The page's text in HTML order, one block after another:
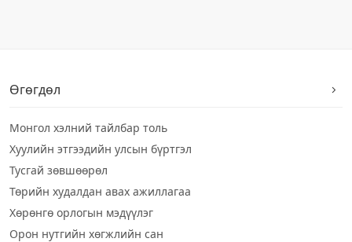
Өгөгдөл
Монгол хэлний тайлбар толь
Хуулийн этгээдийн улсын бүртгэл
Тусгай зөвшөөрөл
Төрийн худалдан авах ажиллагаа
Хөрөнгө орлогын мэдүүлэг
Орон нутгийн хөгжлийн сан